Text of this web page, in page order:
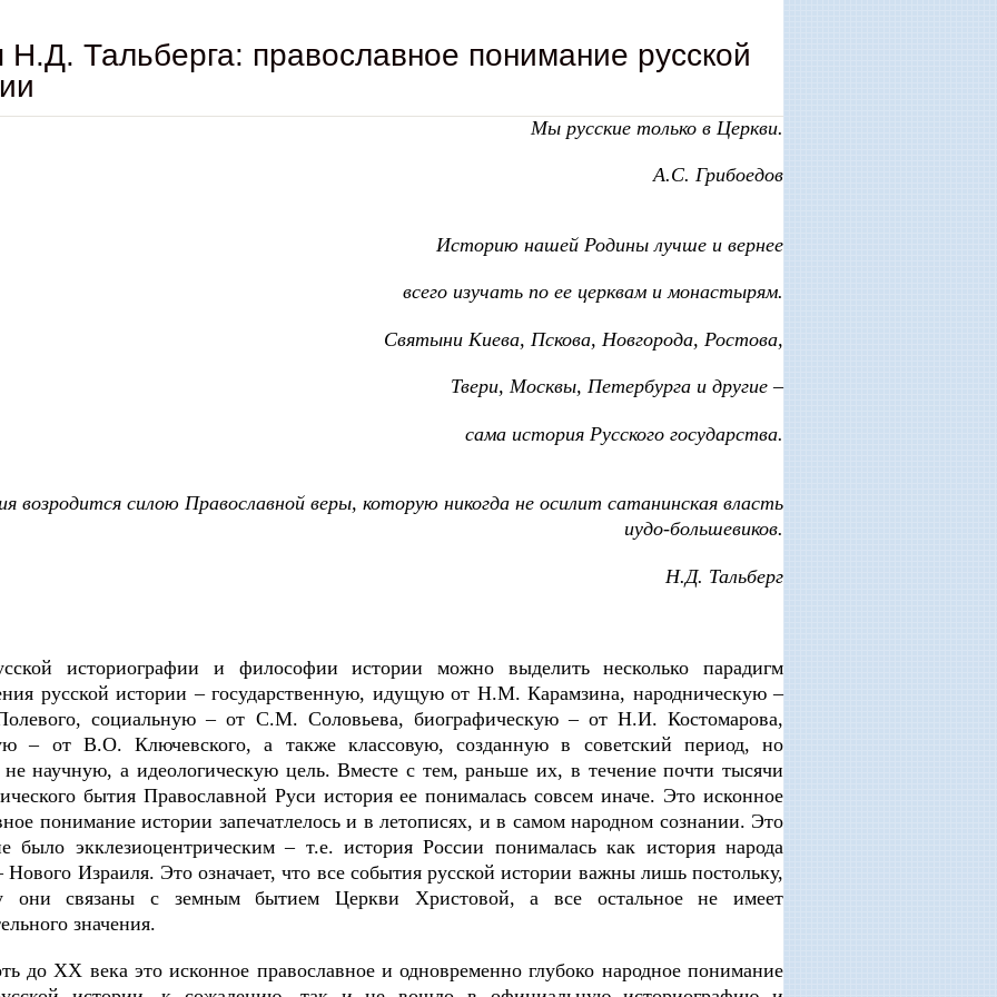
Н.Д. Тальберга: православное понимание русской
Мы русские только в Церкви.
А.С. Грибоедов
Историю нашей Родины лучше и вернее
всего изучать по ее церквам и монастырям.
Святыни Киева, Пскова, Новгорода, Ростова,
Твери, Москвы, Петербурга и другие –
сама история Русского государства.
возродится силою Православной веры, которую никогда не осилит сатанинская власть
иудо-большевиков.
Н.Д. Тальберг
историографии и философии истории можно выделить несколько парадигм
русской истории – государственную, идущую от Н.М. Карамзина, народническую –
социальную – от С.М. Соловьева, биографическую – от Н.И. Костомарова,
– от В.О. Ключевского, а также классовую, созданную в советский период, но
научную, а идеологическую цель. Вместе с тем, раньше их, в течение почти тысячи
бытия Православной Руси история ее понималась совсем иначе. Это исконное
понимание истории запечатлелось и в летописях, и в самом народном сознании. Это
было экклезиоцентрическим – т.е. история России понималась как история народа
Нового Израиля. Это означает, что все события русской истории важны лишь постольку,
они связаны с земным бытием Церкви Христовой, а все остальное не имеет
значения.
до ХХ века это исконное православное и одновременно глубоко народное понимание